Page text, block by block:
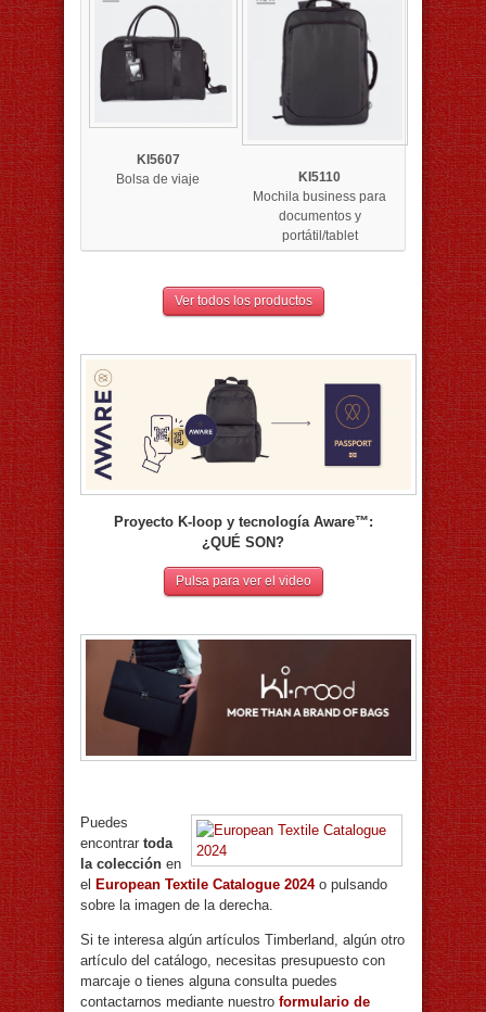
KI5607
Bolsa de viaje
KI5110
Mochila business para
documentos y
portátil/tablet
Ver todos los productos
Proyecto K-loop y tecnología Aware™:
¿QUÉ SON?
Pulsa para ver el video
Puedes
encontrar toda
la colección en
el European Textile Catalogue 2024o pulsando
sobre la imagen de la derecha.
Si te interesa algún artículos Timberland, algún otro
artículo del catálogo, necesitas presupuesto con
marcaje o tienes alguna consulta puedes
contactarnos mediante nuestro formulario de